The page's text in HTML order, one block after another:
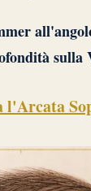
sulla
l'Arcata